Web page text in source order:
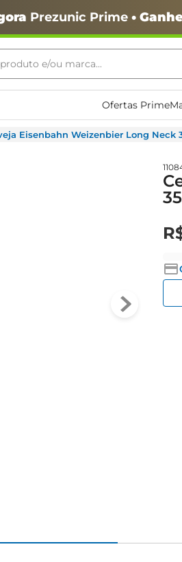
Prezunic Prime•
e/ou marca...
Ofertas Prime
Eisenbahn Weizenbier Long Neck